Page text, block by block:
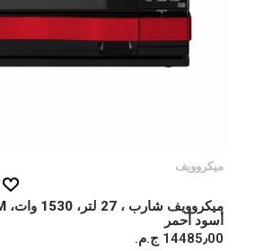
ميكروويف
أسود أحمر
14485٫00 ج.م.‏